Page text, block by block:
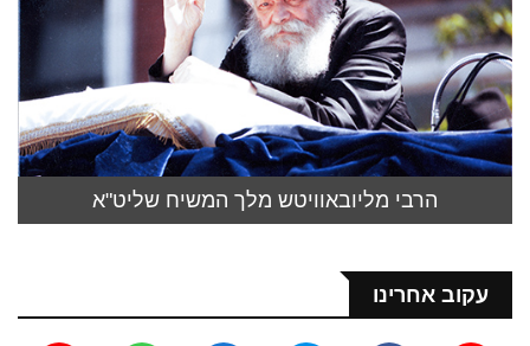
הרבי מליובאוויטש מלך המשיח שליט"א
עקוב אחרינו